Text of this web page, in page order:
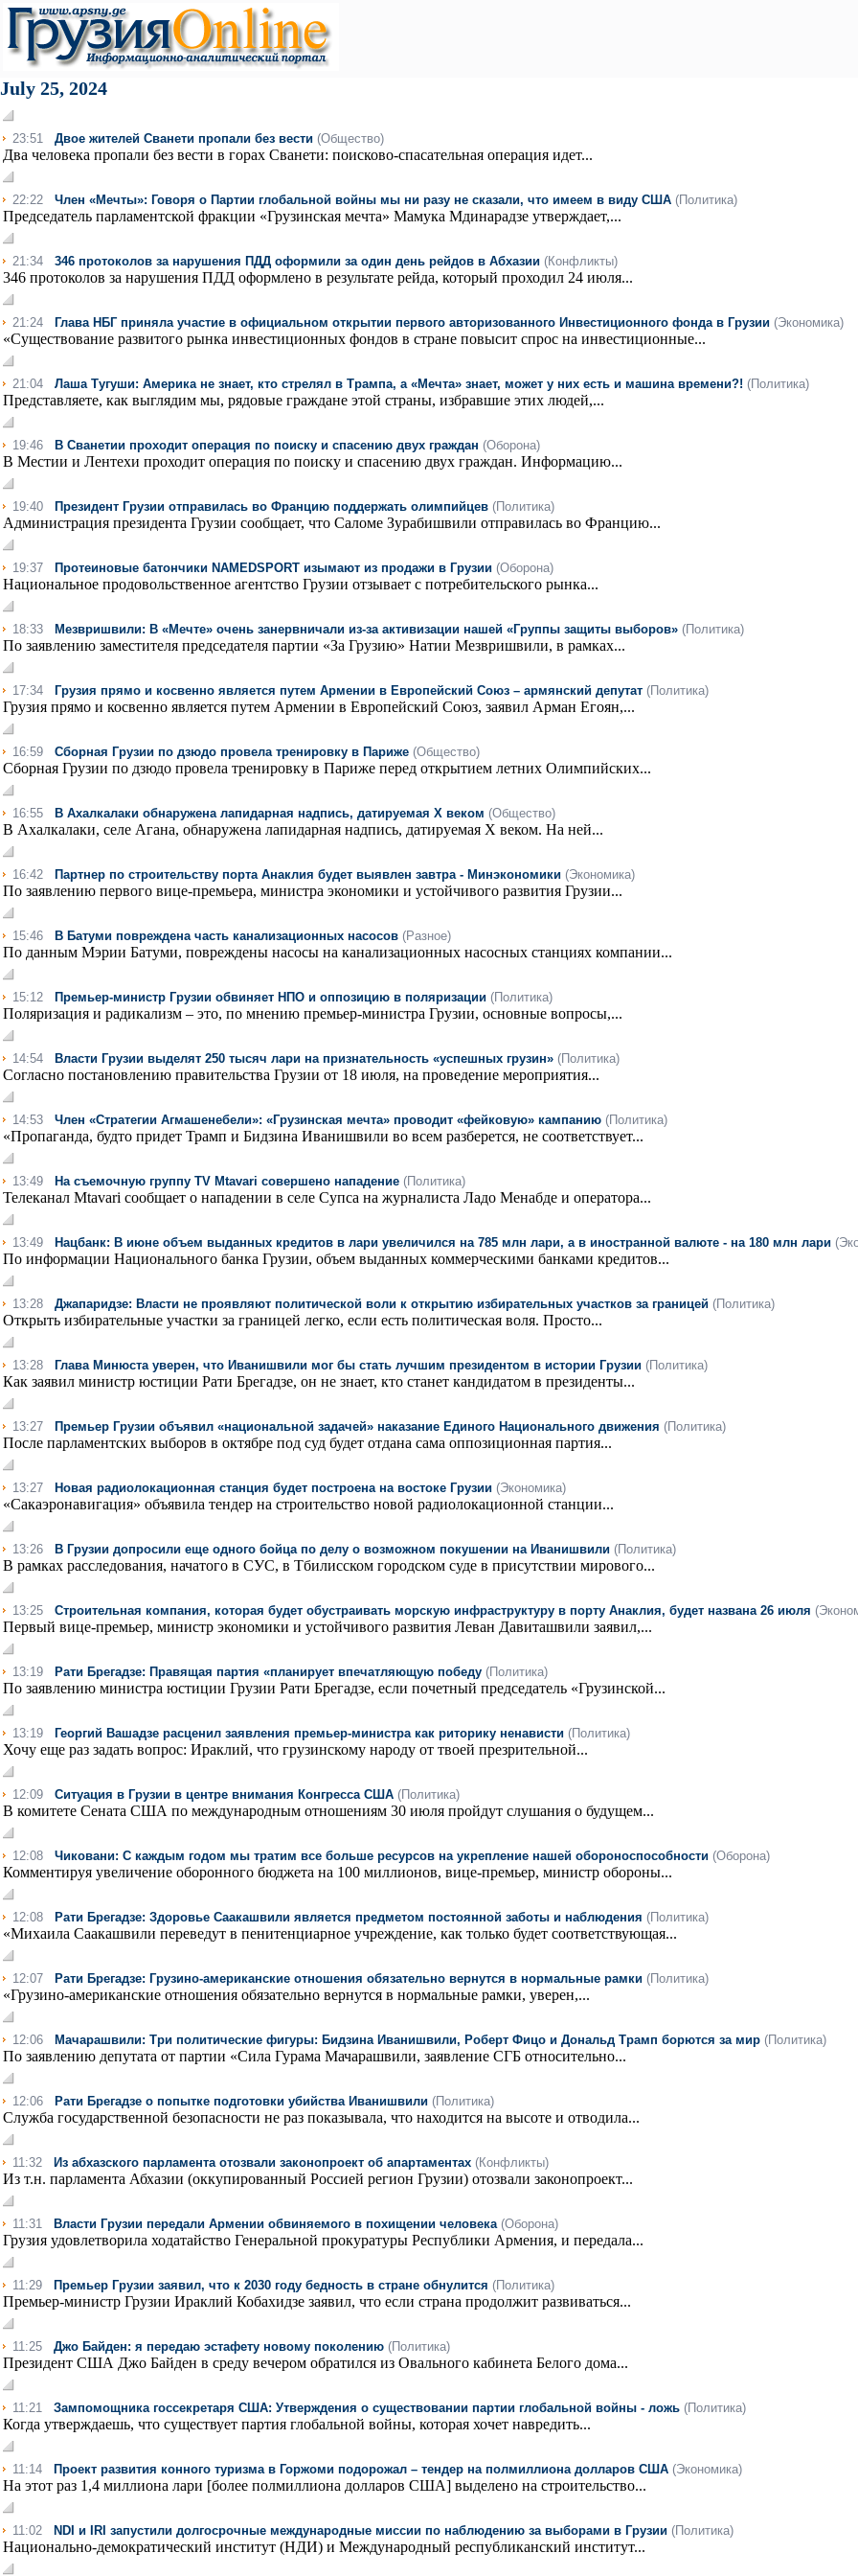
July 25, 2024
23:51 Двое жителей Сванети пропали без вести (Общество)
Два человека пропали без вести в горах Сванети: поисково-спасательная операция идет...
22:22 Член «Мечты»: Говоря о Партии глобальной войны мы ни разу не сказали, что имеем в виду США (Политика)
Председатель парламентской фракции «Грузинская мечта» Мамука Мдинарадзе утверждает,...
21:34 346 протоколов за нарушения ПДД оформили за один день рейдов в Абхазии (Конфликты)
346 протоколов за нарушения ПДД оформлено в результате рейда, который проходил 24 июля...
21:24 Глава НБГ приняла участие в официальном открытии первого авторизованного Инвестиционного фонда в Грузии (Экономика)
«Существование развитого рынка инвестиционных фондов в стране повысит спрос на инвестиционные...
21:04 Лаша Тугуши: Америка не знает, кто стрелял в Трампа, а «Мечта» знает, может у них есть и машина времени?! (Политика)
Представляете, как выглядим мы, рядовые граждане этой страны, избравшие этих людей,...
19:46 В Сванетии проходит операция по поиску и спасению двух граждан (Оборона)
В Местии и Лентехи проходит операция по поиску и спасению двух граждан. Информацию...
19:40 Президент Грузии отправилась во Францию поддержать олимпийцев (Политика)
Администрация президента Грузии сообщает, что Саломе Зурабишвили отправилась во Францию...
19:37 Протеиновые батончики NAMEDSPORT изымают из продажи в Грузии (Оборона)
Национальное продовольственное агентство Грузии отзывает с потребительского рынка...
18:33 Мезвришвили: В «Мечте» очень занервничали из-за активизации нашей «Группы защиты выборов» (Политика)
По заявлению заместителя председателя партии «За Грузию» Натии Мезвришвили, в рамках...
17:34 Грузия прямо и косвенно является путем Армении в Европейский Союз – армянский депутат (Политика)
Грузия прямо и косвенно является путем Армении в Европейский Союз, заявил Арман Егоян,...
16:59 Сборная Грузии по дзюдо провела тренировку в Париже (Общество)
Сборная Грузии по дзюдо провела тренировку в Париже перед открытием летних Олимпийских...
16:55 В Ахалкалаки обнаружена лапидарная надпись, датируемая X веком (Общество)
В Ахалкалаки, селе Агана, обнаружена лапидарная надпись, датируемая X веком. На ней...
16:42 Партнер по строительству порта Анаклия будет выявлен завтра - Минэкономики (Экономика)
По заявлению первого вице-премьера, министра экономики и устойчивого развития Грузии...
15:46 В Батуми повреждена часть канализационных насосов (Разное)
По данным Мэрии Батуми, повреждены насосы на канализационных насосных станциях компании...
15:12 Премьер-министр Грузии обвиняет НПО и оппозицию в поляризации (Политика)
Поляризация и радикализм – это, по мнению премьер-министра Грузии, основные вопросы,...
14:54 Власти Грузии выделят 250 тысяч лари на признательность «успешных грузин» (Политика)
Согласно постановлению правительства Грузии от 18 июля, на проведение мероприятия...
14:53 Член «Стратегии Агмашенебели»: «Грузинская мечта» проводит «фейковую» кампанию (Политика)
«Пропаганда, будто придет Трамп и Бидзина Иванишвили во всем разберется, не соответствует...
13:49 На съемочную группу TV Mtavari совершено нападение (Политика)
Телеканал Mtavari сообщает о нападении в селе Супса на журналиста Ладо Менабде и оператора...
13:49 Нацбанк: В июне объем выданных кредитов в лари увеличился на 785 млн лари, а в иностранной валюте - на 180 млн лари
По информации Национального банка Грузии, объем выданных коммерческими банками кредитов...
13:28 Джапаридзе: Власти не проявляют политической воли к открытию избирательных участков за границей (Политика)
Открыть избирательные участки за границей легко, если есть политическая воля. Просто...
13:28 Глава Минюста уверен, что Иванишвили мог бы стать лучшим президентом в истории Грузии (Политика)
Как заявил министр юстиции Рати Брегадзе, он не знает, кто станет кандидатом в президенты...
13:27 Премьер Грузии объявил «национальной задачей» наказание Единого Национального движения (Политика)
После парламентских выборов в октябре под суд будет отдана сама оппозиционная партия...
13:27 Новая радиолокационная станция будет построена на востоке Грузии (Экономика)
«Сакаэронавигация» объявила тендер на строительство новой радиолокационной станции...
13:26 В Грузии допросили еще одного бойца по делу о возможном покушении на Иванишвили (Политика)
В рамках расследования, начатого в СУС, в Тбилисском городском суде в присутствии мирового...
13:25 Строительная компания, которая будет обустраивать морскую инфраструктуру в порту Анаклия, будет названа ​​26 июля
Первый вице-премьер, министр экономики и устойчивого развития Леван Давиташвили заявил,...
13:19 Рати Брегадзе: Правящая партия «планирует впечатляющую победу (Политика)
По заявлению министра юстиции Грузии Рати Брегадзе, если почетный председатель «Грузинской...
13:19 Георгий Вашадзе расценил заявления премьер-министра как риторику ненависти (Политика)
Хочу еще раз задать вопрос: Ираклий, что грузинскому народу от твоей презрительной...
12:09 Ситуация в Грузии в центре внимания Конгресса США (Политика)
В комитете Сената США по международным отношениям 30 июля пройдут слушания о будущем...
12:08 Чиковани: С каждым годом мы тратим все больше ресурсов на укрепление нашей обороноспособности (Оборона)
Комментируя увеличение оборонного бюджета на 100 миллионов, вице-премьер, министр обороны...
12:08 Рати Брегадзе: Здоровье Саакашвили является предметом постоянной заботы и наблюдения (Политика)
«Михаила Саакашвили переведут в пенитенциарное учреждение, как только будет соответствующая...
12:07 Рати Брегадзе: Грузино-американские отношения обязательно вернутся в нормальные рамки (Политика)
«Грузино-американские отношения обязательно вернутся в нормальные рамки, уверен,...
12:06 Мачарашвили: Три политические фигуры: Бидзина Иванишвили, Роберт Фицо и Дональд Трамп борются за мир (Политика)
По заявлению депутата от партии «Сила Гурама Мачарашвили, заявление СГБ относительно...
12:06 Рати Брегадзе о попытке подготовки убийства Иванишвили (Политика)
Служба государственной безопасности не раз показывала, что находится на высоте и отводила...
11:32 Из абхазского парламента отозвали законопроект об апартаментах (Конфликты)
Из т.н. парламента Абхазии (оккупированный Россией регион Грузии) отозвали законопроект...
11:31 Власти Грузии передали Армении обвиняемого в похищении человека (Оборона)
Грузия удовлетворила ходатайство Генеральной прокуратуры Республики Армения, и передала...
11:29 Премьер Грузии заявил, что к 2030 году бедность в стране обнулится (Политика)
Премьер-министр Грузии Ираклий Кобахидзе заявил, что если страна продолжит развиваться...
11:25 Джо Байден: я передаю эстафету новому поколению (Политика)
Президент США Джо Байден в среду вечером обратился из Овального кабинета Белого дома...
11:21 Зампомощника госсекретаря США: Утверждения о существовании партии глобальной войны - ложь (Политика)
Когда утверждаешь, что существует партия глобальной войны, которая хочет навредить...
11:14 Проект развития конного туризма в Горжоми подорожал – тендер на полмиллиона долларов США (Экономика)
На этот раз 1,4 миллиона лари [более полмиллиона долларов США] выделено на строительство...
11:02 NDI и IRI запустили долгосрочные международные миссии по наблюдению за выборами в Грузии (Политика)
Национально-демократический институт (НДИ) и Международный республиканский институт...